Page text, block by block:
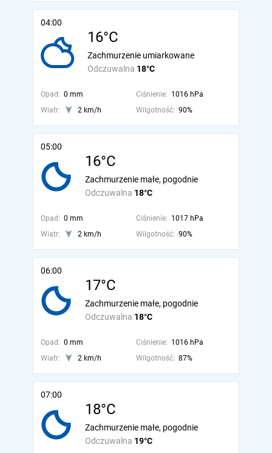
04:00
16°C
Odczuwalna 18°C
Zachmurzenie umiarkowane
Opad: 0 mm Ciśnienie: 1016 hPa
Wiatr:
2 km/h Wilgotność: 90%
05:00
16°C
Odczuwalna 18°C
Zachmurzenie małe, pogodnie
Opad: 0 mm Ciśnienie: 1017 hPa
Wiatr:
2 km/h Wilgotność: 90%
06:00
17°C
Odczuwalna 18°C
Zachmurzenie małe, pogodnie
Opad: 0 mm Ciśnienie: 1016 hPa
Wiatr:
2 km/h Wilgotność: 87%
07:00
18°C
Odczuwalna 19°C
Zachmurzenie małe, pogodnie